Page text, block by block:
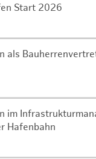
Start 2026
als
im
Hafenbahn